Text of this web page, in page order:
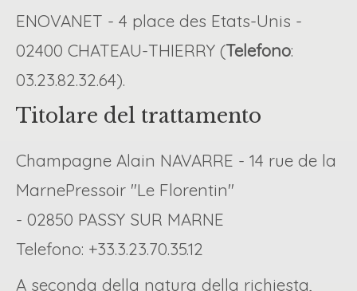
ENOVANET - 4 place des Etats-Unis -
02400 CHATEAU-THIERRY (Telefono:
03.23.82.32.64).
Titolare del trattamento
Champagne Alain NAVARRE - 14 rue de la
MarnePressoir "Le Florentin"
- 02850 PASSY SUR MARNE
Telefono: +33.3.23.70.35.12
A seconda della natura della richiesta,